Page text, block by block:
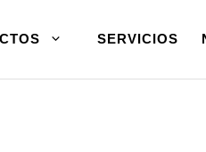
SERVICIOS